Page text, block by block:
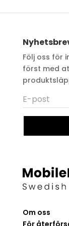
Följ oss för
först med
Om oss
För